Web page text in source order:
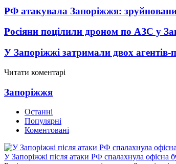
РФ атакувала Запоріжжя:
Росіяни поцілили дроном по АЗС у
У Запоріжжі затримали двох агентів-
Читати коментарі
Запоріжжя
Останні
Популярні
Коментовані
У Запоріжжі після атаки РФ спалахнула офісна